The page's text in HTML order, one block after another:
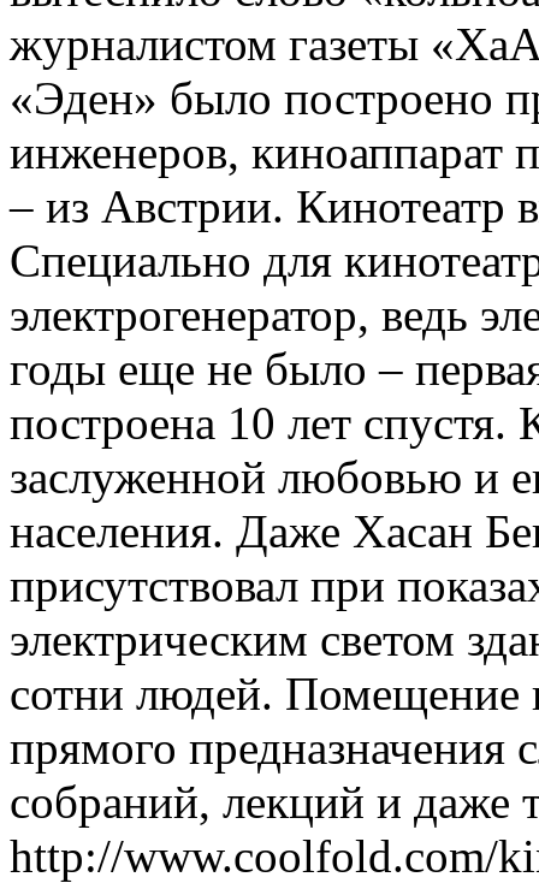
журналистом газеты
«Эден» было построено
инженеров, киноаппарат
– из Австрии. Кинотеатр
Специально для
электрогенератор, ведь
годы еще не было –
построена 10 лет спустя.
заслуженной любовью и
населения. Даже Хасан
присутствовал при
электрическим светом
сотни людей. Помещение
прямого предназначения
собраний, лекций и даже
http://www.coolfold.com/